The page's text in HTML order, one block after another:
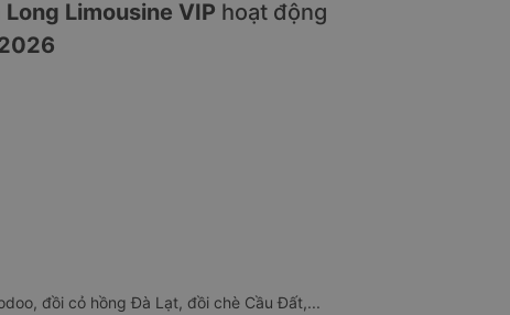
Long Limousine VIP hoạt động
đồi cỏ hồng Đà Lạt, đồi chè Cầu Đất,...